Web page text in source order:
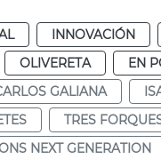
INNOVACIÓN
OLIVERETA EN
GALIANA
TRES
NEXT GENERATION